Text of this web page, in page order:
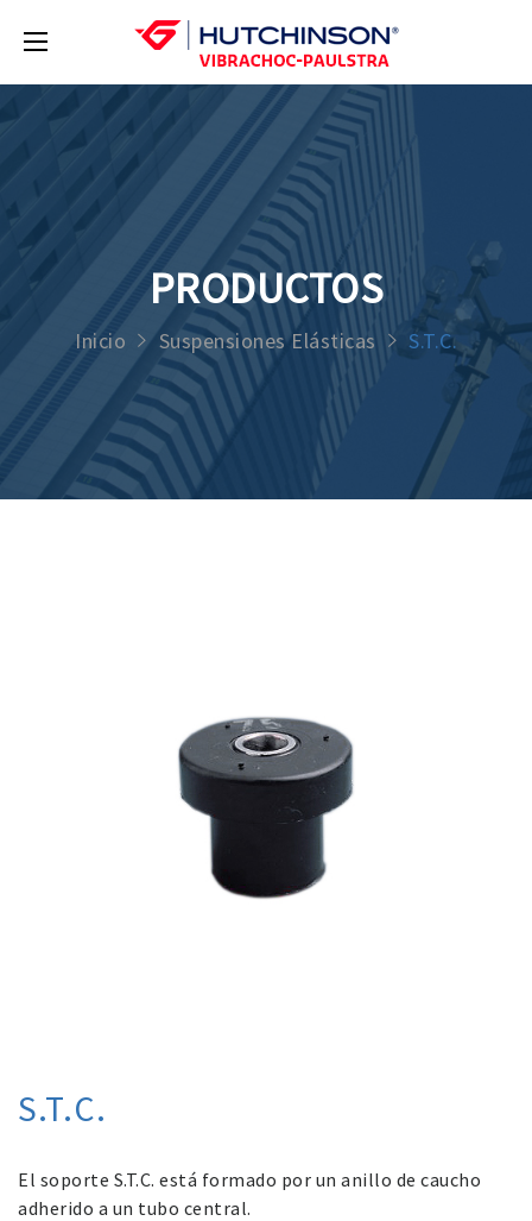
PRODUCTOS
Inicio Suspensiones Elásticas S.T.C.
S.T.C.
El soporte S.T.C. está formado por un anillo de caucho
adherido a un tubo central.